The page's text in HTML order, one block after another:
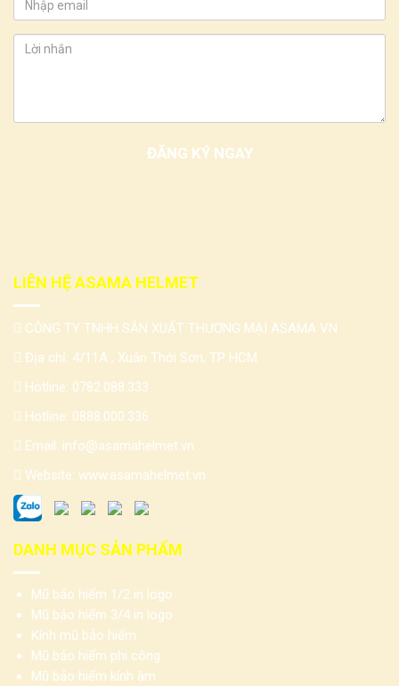
LIÊN HỆ ASAMA HELMET
CÔNG TY TNHH SẢN XUẤT THƯƠNG MẠI ASAMA VN
Địa chỉ: 4/11A , Xuân Thới Sơn, TP HCM
Hotline: 0782.088.333
Hotline: 0888.000.336
Email: info@asamahelmet.vn
Website: www.asamahelmet.vn
DANH MỤC SẢN PHẨM
Mũ bảo hiểm 1/2 in logo
Mũ bảo hiểm 3/4 in logo
Kính mũ bảo hiểm
Mũ bảo hiểm phi công
Mũ bảo hiểm kính âm